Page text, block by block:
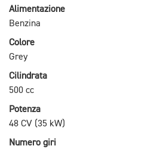
Alimentazione
Benzina
Colore
Grey
Cilindrata
500 cc
Potenza
48 CV (35 kW)
Numero giri